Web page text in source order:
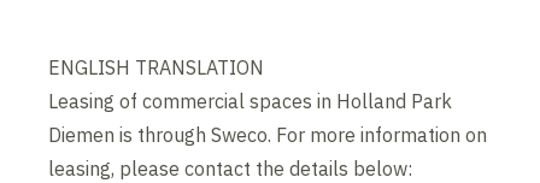
ENGLISH TRANSLATION
Leasing of commercial spaces in Holland Park
Diemen is through Sweco. For more information on
leasing, please contact the details below: